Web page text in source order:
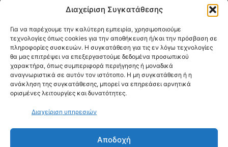
Διαχείριση Συγκατάθεσης
Για να παρέχουμε την καλύτερη εμπειρία, χρησιμοποιούμε
τεχνολογίες όπως cookies για την αποθήκευση ή/και την πρόσβαση σε
πληροφορίες συσκευών. Η συγκατάθεση για τις εν λόγω τεχνολογίες
θα μας επιτρέψει να επεξεργαστούμε δεδομένα προσωπικού
χαρακτήρα, όπως συμπεριφορά περιήγησης ή μοναδικά
αναγνωριστικά σε αυτόν τον ιστότοπο. Η μη συγκατάθεση ή η
ανάκληση της συγκατάθεσης, μπορεί να επηρεάσει αρνητικά
ορισμένες λειτουργίες και δυνατότητες.
Διαχείριση υπηρεσιών
Αποδοχή
ABOUT US
FOLLOW US